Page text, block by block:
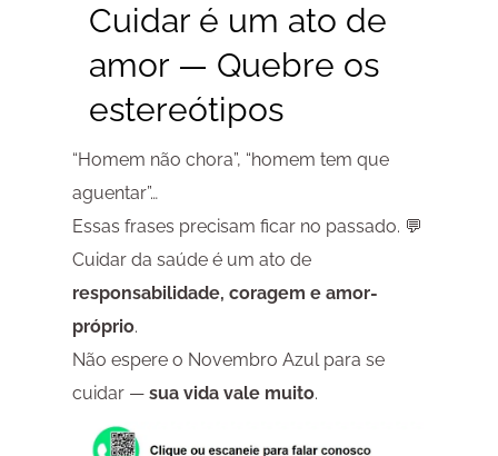
Cuidar é um ato de
amor — Quebre os
estereótipos
“Homem não chora”, “homem tem que
aguentar”…
Essas frases precisam ficar no passado. 💬
Cuidar da saúde é um ato de
responsabilidade, coragem e amor-
próprio.
Não espere o Novembro Azul para se
cuidar — sua vida vale muito.